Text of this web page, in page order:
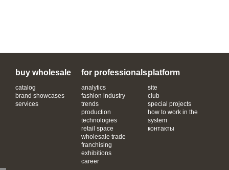
buy wholesale
catalog
brand showcases
services
for professionals
analytics
fashion industry
trends
production
technologies
retail space
wholesale trade
franchising
exhibitions
career
platform
site
club
special projects
how to work in the
system
контакты